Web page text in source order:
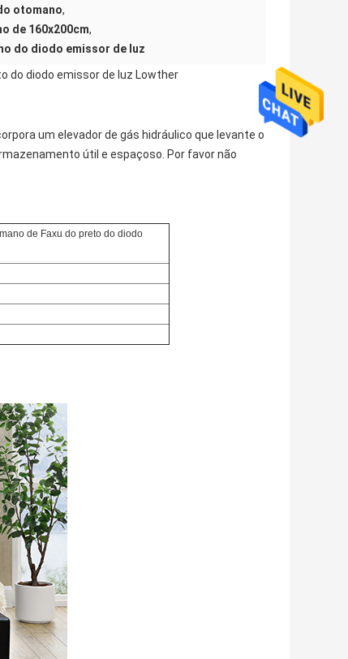
otomano,
de 160x200cm,
do diodo emissor de luz
do diodo emissor de luz Lowther
um elevador de gás hidráulico que levante o
útil e espaçoso. Por favor não
de Faxu do preto do diodo